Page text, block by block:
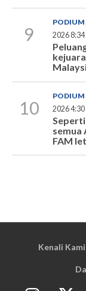
9
PODIUM
2026 8:34
10
PODIUM
2026 4:30
semua
FAM
Kenali Kami